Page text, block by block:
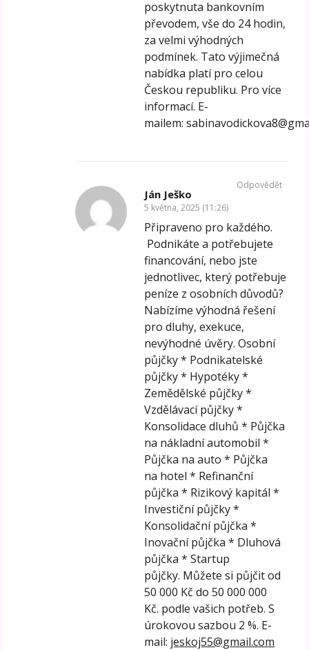
poskytnuta bankovním
převodem, vše do 24 hodin,
za velmi výhodných
podmínek. Tato výjimečná
nabídka platí pro celou
Českou republiku. Pro více
informací. E-
mailem:
Ján Ješko
5 května, 2025 (11:26)
Připraveno pro každého.
Podnikáte a potřebujete
financování, nebo jste
jednotlivec, který potřebuje
peníze z osobních důvodů?
Nabízíme výhodná řešení
pro dluhy, exekuce,
nevýhodné úvěry. Osobní
půjčky * Podnikatelské
půjčky * Hypotéky *
Zemědělské půjčky *
Vzdělávací půjčky *
Konsolidace dluhů * Půjčka
na nákladní automobil *
Půjčka na auto * Půjčka
na hotel * Refinanční
půjčka * Rizikový kapitál *
Investiční půjčky *
Konsolidační půjčka *
Inovační půjčka * Dluhová
půjčka * Startup
půjčky. Můžete si půjčit od
50 000 Kč do 50 000 000
Kč. podle vašich potřeb. S
úrokovou sazbou 2 %. E-
mail: jeskoj55@gmail.com
Odpovědět